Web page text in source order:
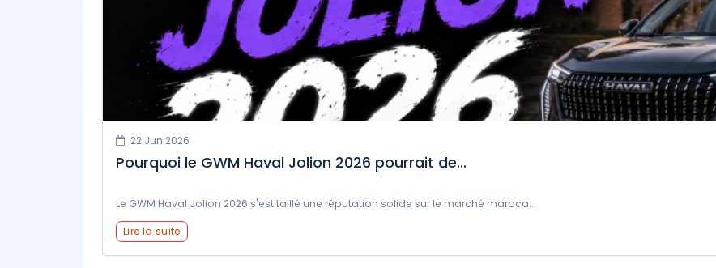
22 Jun 2026
Pourquoi le GWM Haval Jolion 2026 pourrait de...
Le GWM Haval Jolion 2026 s'est taillé une réputation solide sur le marché maroca...
Lire la suite